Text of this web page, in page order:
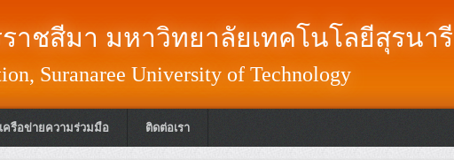
าชสีมา มหาวิทยาลัยเทคโนโลยีสุรนารี
Suranaree University of Technology
เครือข่ายความร่วมมือ ติดต่อเรา